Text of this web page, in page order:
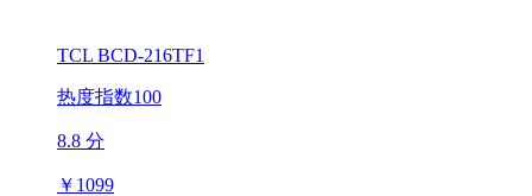
TCL BCD-216TF1
热度指数100
8.8 分
￥ 1099